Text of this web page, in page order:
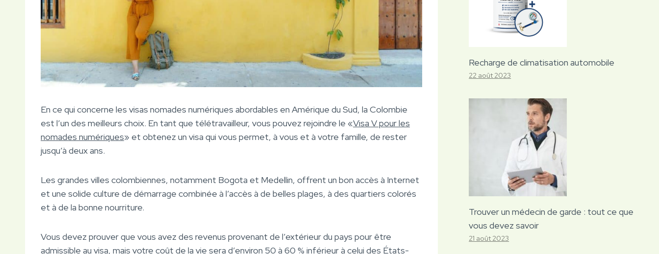
En ce qui concerne les visas nomades numériques abordables en Amérique du Sud, la Colombie
est l’un des meilleurs choix. En tant que télétravailleur, vous pouvez rejoindre le «Visa V pour les
nomades numériques» et obtenez un visa qui vous permet, à vous et à votre famille, de rester
jusqu’à deux ans.
Les grandes villes colombiennes, notamment Bogota et Medellin, offrent un bon accès à Internet
et une solide culture de démarrage combinée à l’accès à de belles plages, à des quartiers colorés
et à de la bonne nourriture.
Vous devez prouver que vous avez des revenus provenant de l’extérieur du pays pour être
admissible au visa, mais votre coût de la vie sera d’environ 50 à 60 % inférieur à celui des États-
Recharge de climatisation automobile
22 août 2023
Trouver un médecin de garde : tout ce que
vous devez savoir
21 août 2023